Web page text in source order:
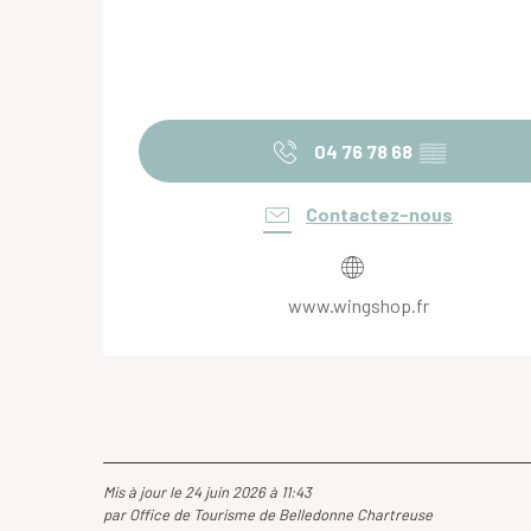
04 76 78 68 ▒▒
Contactez-nous
www.wingshop.fr
Mis à jour le 24 juin 2026 à 11:43
par Office de Tourisme de Belledonne Chartreuse